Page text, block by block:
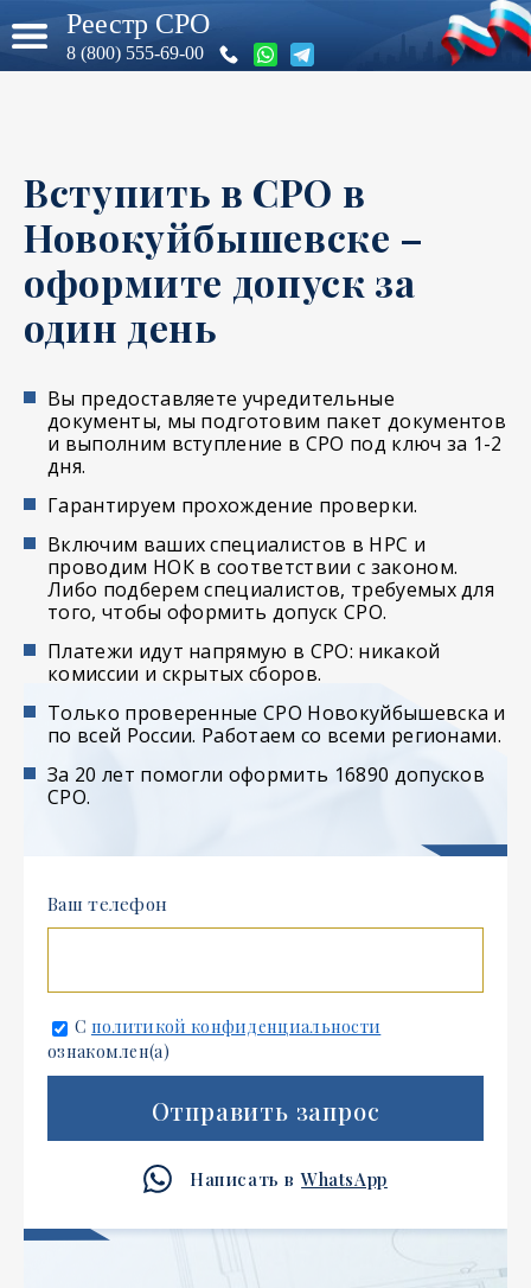
Реестр СРО
8 (800) 555-69-00
Вступить в СРО в
Новокуйбышевске –
оформите допуск за
один день
Вы предоставляете учредительные
документы, мы подготовим пакет документов
и выполним вступление в СРО под ключ за 1-2
дня.
Гарантируем прохождение проверки.
Включим ваших специалистов в НРС и
проводим НОК в соответствии с законом.
Либо подберем специалистов, требуемых для
того, чтобы оформить допуск СРО.
Платежи идут напрямую в СРО: никакой
комиссии и скрытых сборов.
Только проверенные СРО Новокуйбышевска и
по всей России. Работаем со всеми регионами.
За 20 лет помогли оформить 16890 допусков
СРО.
Ваш телефон
С политикой конфиденциальности
ознакомлен(а)
Отправить запрос
Написать в WhatsApp